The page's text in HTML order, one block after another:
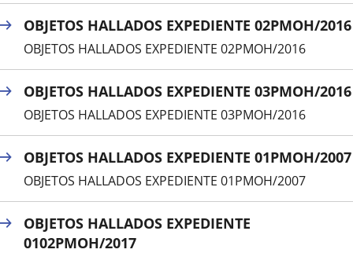
OBJETOS HALLADOS EXPEDIENTE 02PMOH/2016
OBJETOS HALLADOS EXPEDIENTE 02PMOH/2016
OBJETOS HALLADOS EXPEDIENTE 03PMOH/2016
OBJETOS HALLADOS EXPEDIENTE 03PMOH/2016
OBJETOS HALLADOS EXPEDIENTE 01PMOH/2007
OBJETOS HALLADOS EXPEDIENTE 01PMOH/2007
OBJETOS HALLADOS EXPEDIENTE
0102PMOH/2017